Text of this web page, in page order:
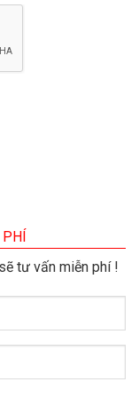
tư vấn miễn phí !